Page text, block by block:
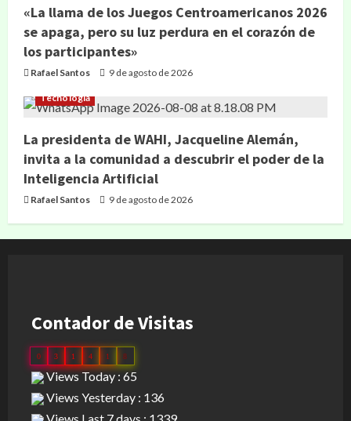
«La llama de los Juegos Centroamericanos 2026
se apaga, pero su luz perdura en el corazón de
los participantes»
Rafael Santos 9 de agosto de 2026
Tecnología
La presidenta de WAHI, Jacqueline Alemán,
invita a la comunidad a descubrir el poder de la
Inteligencia Artificial
Rafael Santos 9 de agosto de 2026
Contador de Visitas
0 3 1 4 1 8
Views Today : 65
Views Yesterday : 136